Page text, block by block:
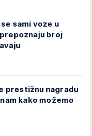
sami voze u
broj
prestižnu nagradu
kako možemo